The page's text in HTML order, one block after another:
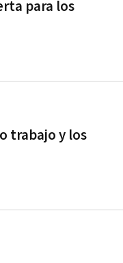
para los
trabajo y los